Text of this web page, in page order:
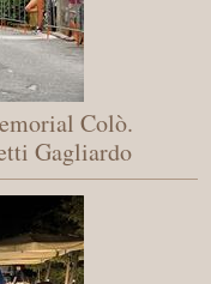
Colò.
Gagliardo